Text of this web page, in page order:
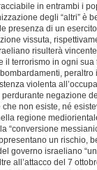
in entrambi i
degli “altri” è
presenza di un
vissuta,
risulterà
il terrorismo in ogni
violenta
negazione
non esiste, né
regione
“conversione
un rischio,
governo israeliano
all’attacco del 7